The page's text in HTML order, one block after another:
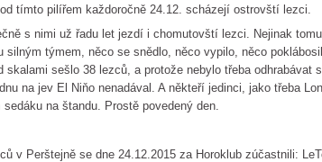
tímto pilířem každoročně 24.12. scházejí ostrovští lezci.
s nimi už řadu let jezdí i chomutovští lezci. Nejinak
silným týmem, něco se snědlo, něco vypilo, něco
skalami sešlo 38 lezců, a protože nebylo třeba odhrabávat
na jev El Niňo nenadával. A někteří jedinci, jako třeba
na štandu. Prostě povedený den.
v Perštejně se dne 24.12.2015 za Horoklub zúčastnili: